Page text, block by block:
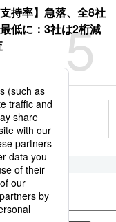
5
支持率】急落、全8社
低に：3社は2桁減